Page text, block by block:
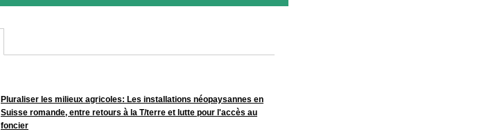
Pluraliser les milieux agricoles: Les installations néopaysannes en
Suisse romande, entre retours à la T/terre et lutte pour l'accès au
foncier